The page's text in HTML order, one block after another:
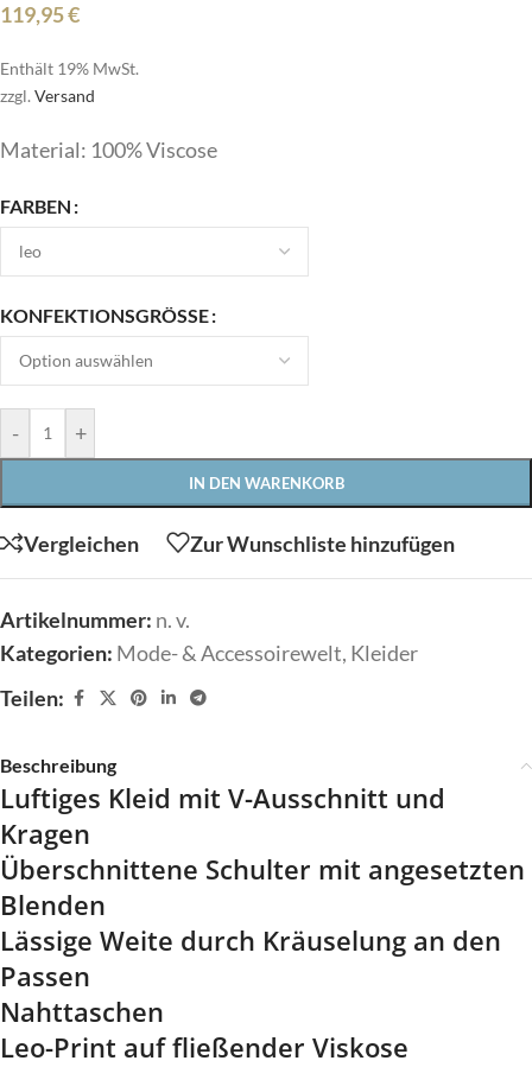
119,95€
Enthält 19% MwSt.
zzgl.Versand
Material: 100% Viscose
FARBEN
KONFEKTIONSGRÖSSE
- +
IN DEN WARENKORB
Vergleichen Zur Wunschliste hinzufügen
Artikelnummer: n. v.
Kategorien: Mode- & Accessoirewelt, Kleider
Teilen:
Beschreibung
Luftiges Kleid mit V-Ausschnitt und
Kragen
Überschnittene Schulter mit angesetzten
Blenden
Lässige Weite durch Kräuselung an den
Passen
Nahttaschen
Leo-Print auf fließender Viskose